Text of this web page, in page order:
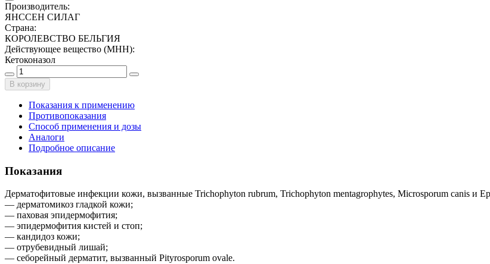
Производитель:
ЯНССЕН СИЛАГ
Страна:
КОРОЛЕВСТВО БЕЛЬГИЯ
Действующее вещество (МНН):
Кетоконазол
В корзину
Показания к применению
Противопоказания
Способ применения и дозы
Аналоги
Подробное описание
Показания
Дерматофитовые инфекции кожи, вызванные Trichophyton rubrum, Trichophyton mentagrophytes, Microsporum canis и
— дерматомикоз гладкой кожи;
— паховая эпидермофития;
— эпидермофития кистей и стоп;
— кандидоз кожи;
— отрубевидный лишай;
— себорейный дерматит, вызванный Pityrosporum ovale.